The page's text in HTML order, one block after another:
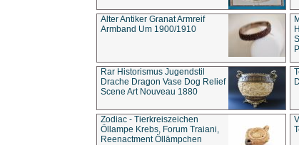
Alter Antiker Granat Armreif
Armband Um 1900/1910
Rar Historismus Jugendstil
Drache Dragon Vase Dog Relief
Scene Art Nouveau 1880
Zodiac - Tierkreiszeichen
Öllampe Krebs, Forum Traiani,
Reenactment Öllämpchen